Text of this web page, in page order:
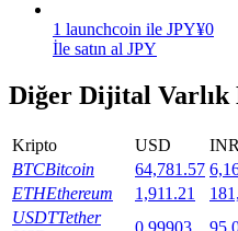
Launchpool
Popüler token'lar
1 launchcoin ile JPY¥0
İle satın al JPY
Diğer Dijital Varlık
Kripto USD INR
BTCBitcoin 64,781.57
ETHEthereum 1,911.21
USDTTether
0.99903